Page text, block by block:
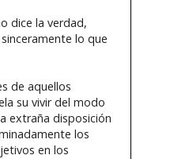
dice la verdad,
lo que
de aquellos
su vivir del modo
extraña disposición
los
en los